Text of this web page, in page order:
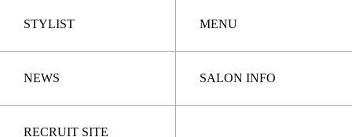
STYLIST MENU
NEWS SALON INFO
RECRUIT SITE